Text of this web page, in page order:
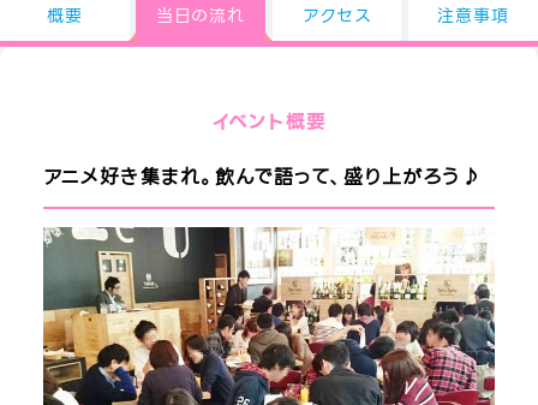
概要 当日の流れ アクセス 注意事項
イベント概要
アニメ好き集まれ。飲んで語って、盛り上がろう♪